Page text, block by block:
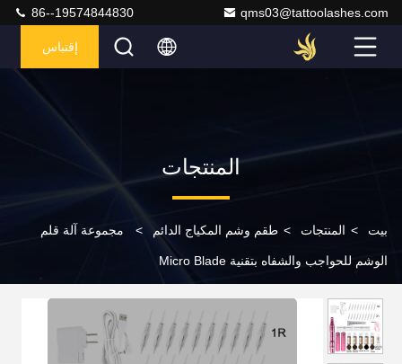
qms03@tattoolashes.com
86--19574844830
إقتباس
المنتجات
بيت > المنتجات > طقم وشم المكياج الدائم > مجموعة آلة قلم
الوشم للحواجب والشفاه بتقنية Micro Blade